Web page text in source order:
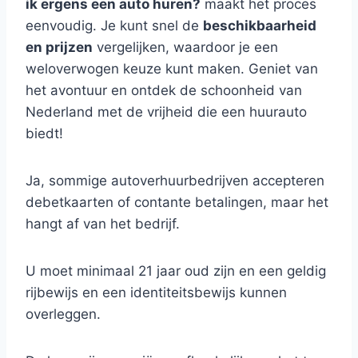
ik ergens een auto huren? maakt het proces
eenvoudig. Je kunt snel de beschikbaarheid
en prijzen vergelijken, waardoor je een
weloverwogen keuze kunt maken. Geniet van
het avontuur en ontdek de schoonheid van
Nederland met de vrijheid die een huurauto
biedt!
Ja, sommige autoverhuurbedrijven accepteren
debetkaarten of contante betalingen, maar het
hangt af van het bedrijf.
U moet minimaal 21 jaar oud zijn en een geldig
rijbewijs en een identiteitsbewijs kunnen
overleggen.